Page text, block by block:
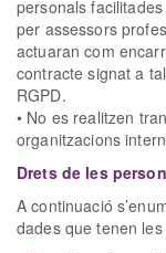
personals
per assessors
actuaran com
contracte signat a
RGPD.
• No es realitzen
organitzacions
Drets de les
A continuació
dades que tenen